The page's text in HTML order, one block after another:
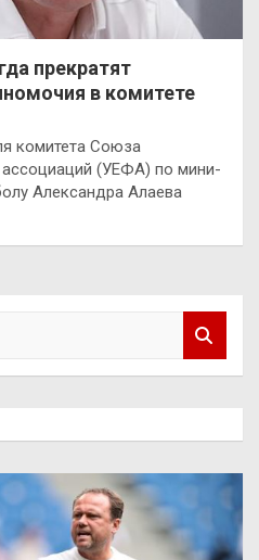
прекратят
в комитете
комитета Союза
(УЕФА) по мини-
Александра Алаева